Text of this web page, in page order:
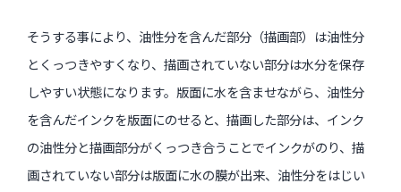
そうする事により、油性分を含んだ部分（描画部）は油性分
とくっつきやすくなり、描画されていない部分は水分を保存
しやすい状態になります。版面に水を含ませながら、油性分
を含んだインクを版面にのせると、描画した部分は、インク
の油性分と描画部分がくっつき合うことでインクがのり、描
画されていない部分は版面に水の膜が出来、油性分をはじい